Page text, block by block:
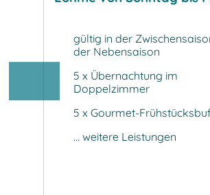
gültig in der
der Nebensaison
5 x Übernachtung im
Doppelzimmer
5 x Gourmet-
... weitere Leistungen